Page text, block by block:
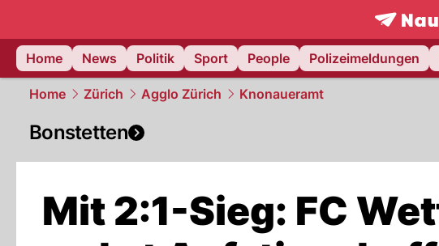
frontpage.
Home
News Politik Sport People Polizeimeldungen
Home Zürich Agglo Zürich Knonaueramt
Bonstetten
Mit 2:1-Sieg: FC